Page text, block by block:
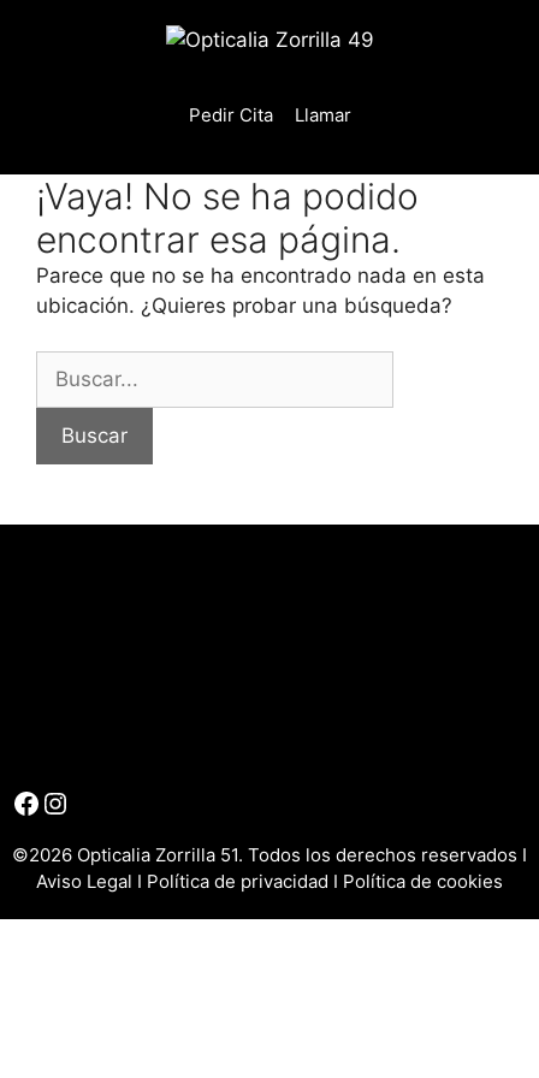
Pedir Cita Llamar
¡Vaya! No se ha podido
encontrar esa página.
Parece que no se ha encontrado nada en esta
ubicación. ¿Quieres probar una búsqueda?
Buscar:
Facebook
Instagram
©2026 Opticalia Zorrilla 51. Todos los derechos reservados I
Aviso Legal I Política de privacidad I Política de cookies